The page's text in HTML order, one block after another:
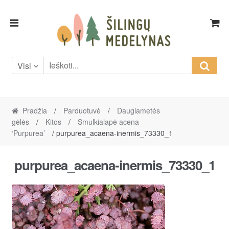
Skip
Skip
Visi
Pradžia / Parduotuvė /
Daugiametės
gėlės
/ Kitos /
Smulkialapė acena
‘Purpurea’
/ purpurea_acaena-inermis_73330_1
purpurea_acaena-inermis_73330_1